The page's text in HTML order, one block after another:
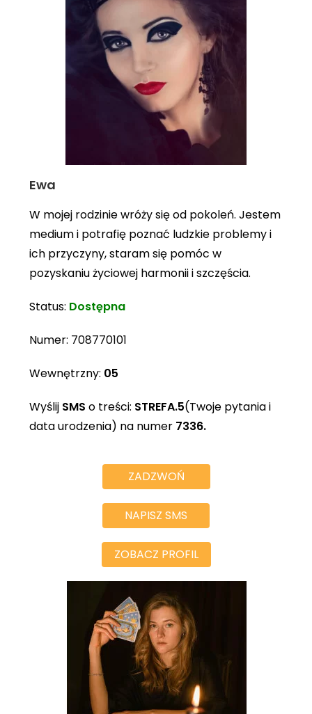
Ewa
W mojej rodzinie wróży się od pokoleń. Jestem
medium i potrafię poznać ludzkie problemy i
ich przyczyny, staram się pomóc w
pozyskaniu życiowej harmonii i szczęścia.
Status: Dostępna
Numer: 708770101
Wewnętrzny: 05
Wyślij SMS o treści: STREFA.5(Twoje pytania i
data urodzenia) na numer 7336.
ZADZWOŃ
NAPISZ SMS
ZOBACZ PROFIL